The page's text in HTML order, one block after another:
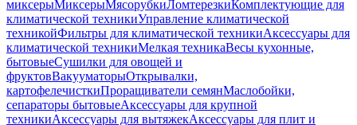
миксерыМиксерыМясорубкиЛомтерезкиКомплектующие для
климатической техникиУправление климатической
техникойФильтры для климатической техникиАксессуары для
климатической техникиМелкая техникаВесы кухонные,
бытовыеСушилки для овощей и
фруктовВакууматорыОткрывалки,
картофелечисткиПроращиватели семянМаслобойки,
сепараторы бытовыеАксессуары для крупной
техникиАксессуары для вытяжекАксессуары для плит и